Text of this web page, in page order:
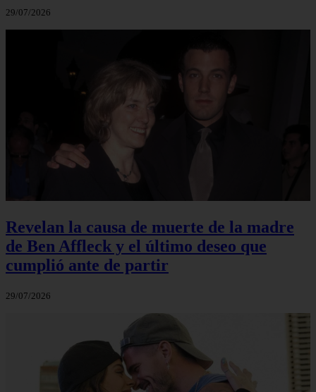
29/07/2026
Revelan la causa de muerte de la madre
de Ben Affleck y el último deseo que
cumplió ante de partir
29/07/2026